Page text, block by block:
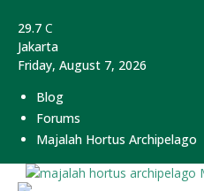
29.7 C
Jakarta
Friday, August 7, 2026
Blog
Forums
Majalah Hortus Archipelago